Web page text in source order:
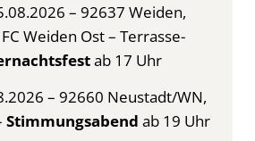
– 92637 Weiden,
Weiden Ost – Terrasse-
ab 17 Uhr
– 92660 Neustadt/WN,
Stimmungsabend ab 19 Uhr